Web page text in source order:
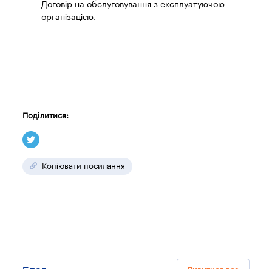
Договір на обслуговування з експлуатуючою
організацією.
Поділитися:
Копіювати посилання